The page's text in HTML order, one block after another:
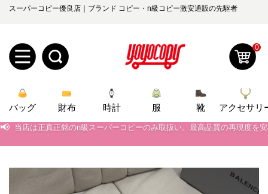
スーパーコピー優良店｜ブランド コピー・n級コピー激安通販の先駆者
規
ロ
0
バッグ 財布 時計 服 靴 アクセサリ
📢 当店は正真正銘のn級スーパーコピーのみ取扱い。最高品質の再現度を
📢 2026春の新作続々更新中！期間中のご注文でお得な割引をご利用いただ
当店は正真正銘のn級スーパーコピーのみ取扱い。最高品質の再現度を